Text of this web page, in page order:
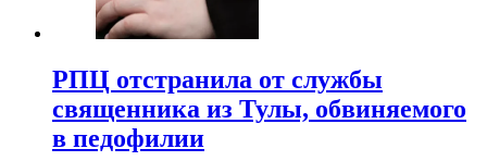
РПЦ отстранила от службы
священника из Тулы, обвиняемого
в педофилии